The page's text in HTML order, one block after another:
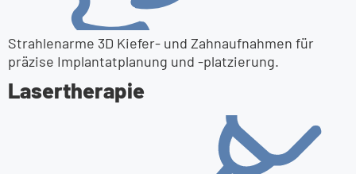
Strahlenarme 3D Kiefer- und Zahnaufnahmen für
präzise Implantatplanung und -platzierung.
Lasertherapie